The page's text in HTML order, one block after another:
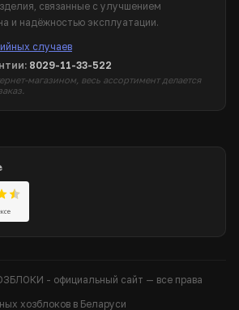
связанные с улучшением
и надёжностью эксплуатации.
случаев
8029-11-33-522
магазином, весь ассортимент делается
- официальный сайт — все права
хозблоков в Беларуси